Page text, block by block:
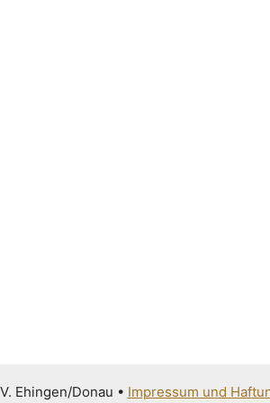
Ehingen/Donau • Impressum und